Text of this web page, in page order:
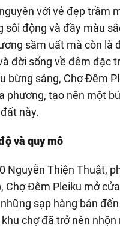
với vẻ đẹp trầm
sôi động và đầy màu
sầm uất mà còn là
đời sống về đêm đặc
bừng sáng, Chợ Đêm
phương, tạo nên một
này.
và quy mô
Nguyễn Thiện Thuật,
Chợ Đêm Pleiku mở
sạp hàng bán
chợ đã trở nên